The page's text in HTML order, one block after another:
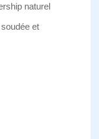
naturel
et